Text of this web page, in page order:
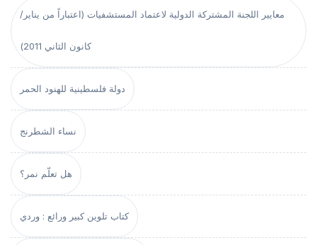
معايير اللجنة المشتركة الدولية لاعتماد المستشفيات (اعتباراً من يناير/
كانون الثاني 2011)
دولة فلسطينية للهنود الحمر
نساء الشطرنج
هل تعلّم نمر؟
كتاب تلوين كبير ورائع : وردي